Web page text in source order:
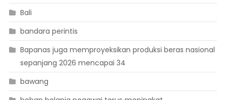
Bali
bandara perintis
Bapanas juga memproyeksikan produksi beras nasional
sepanjang 2026 mencapai 34
bawang